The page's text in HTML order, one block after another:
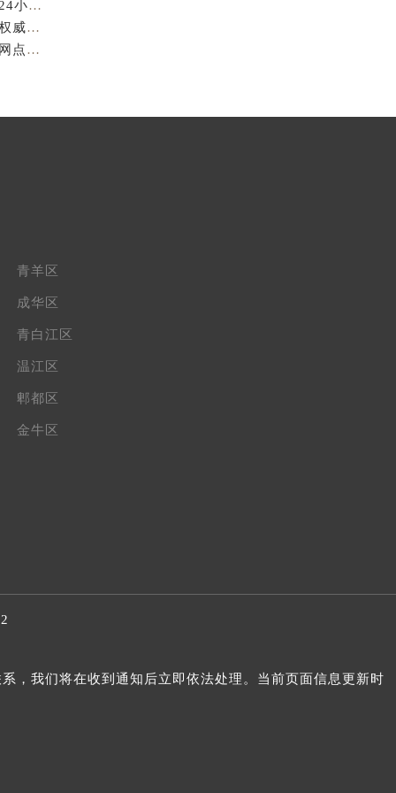
亲身到店探访成都萧邦官方售后服务中心｜最新地址和24小时售后电话（2026年7月最新）
成都萧邦官方售后服务中心｜完整维修地址及售后电话权威信息公示（2026年7月最新）
亲身探访成都萧邦官方售后服务中心｜服务热线及全部网点地址（2026年7月最新）
青羊区
成华区
青白江区
温江区
郫都区
金牛区
，我们将在收到通知后立即依法处理。当前页面信息更新时